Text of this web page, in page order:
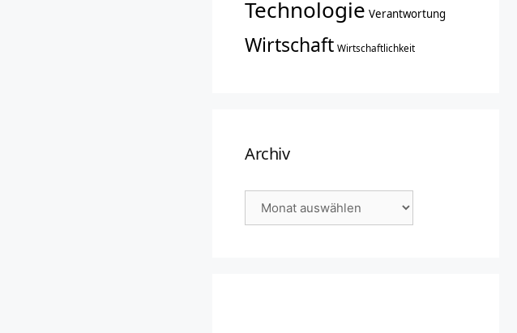
Technologie Verantwortung
Wirtschaft Wirtschaftlichkeit
Archiv
Archiv